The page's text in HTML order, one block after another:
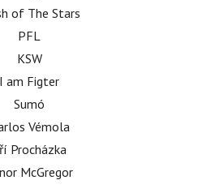
of The Stars
PFL
KSW
I am Figter
Sumó
Vémola
Procházka
McGregor